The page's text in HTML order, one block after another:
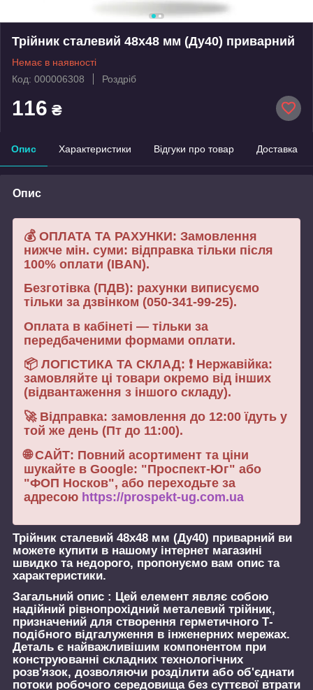
Трійник сталевий 48х48 мм (Ду40) приварний
Немає в наявності
Код: 000006308
Роздріб
116 ₴
Опис Характеристики Відгуки про товар Доставка
Опис
💰 ОПЛАТА ТА РАХУНКИ: Замовлення
нижче мін. суми: відправка тільки після
100% оплати (IBAN).
Безготівка (ПДВ): рахунки виписуємо
тільки за дзвінком (050-341-99-25).
Оплата в кабінеті — тільки за
передбаченими формами оплати.
📦 ЛОГІСТИКА ТА СКЛАД: ❗ Нержавійка:
замовляйте ці товари окремо від інших
(відвантаження з іншого складу).
🚀 Відправка: замовлення до 12:00 їдуть у
той же день (Пт до 11:00).
🌐 САЙТ: Повний асортимент та ціни
шукайте в Google: "Проспект-Юг" або
"ФОП Носков", або переходьте за
адресою https://prospekt-ug.com.ua
Трійник сталевий 48х48 мм (Ду40) приварний ви
можете купити в нашому інтернет магазині
швидко та недорого, пропонуємо вам опис та
характеристики.
Загальний опис : Цей елемент являє собою
надійний рівнопрохідний металевий трійник,
призначений для створення герметичного Т-
подібного відгалуження в інженерних мережах.
Деталь є найважливішим компонентом при
конструюванні складних технологічних
розв'язок, дозволяючи розділити або об'єднати
потоки робочого середовища без суттєвої втрати